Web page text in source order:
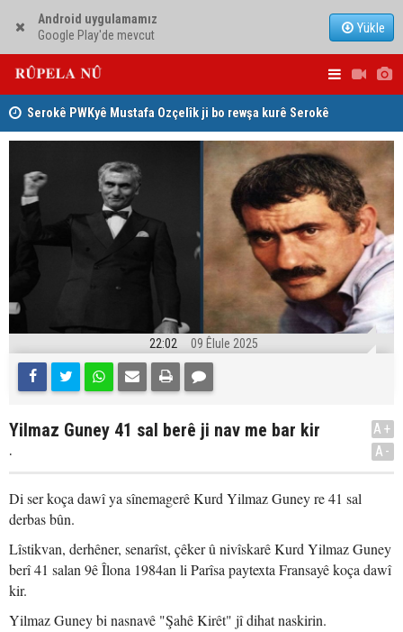
Android uygulamamız
Google Play'de mevcut
Yükle
Serokê PWKyê Mustafa Ozçelîk ji bo rewşa kurê Serokê
PAKê Husên Yezdanpena li gel wî axivî
22:02 09 Êlule 2025
Yilmaz Guney 41 sal berê ji nav me bar kir
.
A+
A-
Di ser koça dawî ya sînemagerê Kurd Yilmaz Guney re 41 sal
derbas bûn.
Lîstikvan, derhêner, senarîst, çêker û nivîskarê Kurd Yilmaz Guney
berî 41 salan 9ê Îlona 1984an li Parîsa paytexta Fransayê koça dawî
kir.
Yilmaz Guney bi nasnavê "Şahê Kirêt" jî dihat naskirin.